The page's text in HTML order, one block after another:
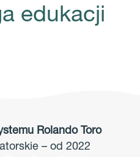
edukacji
Rolando Toro
– od 2022